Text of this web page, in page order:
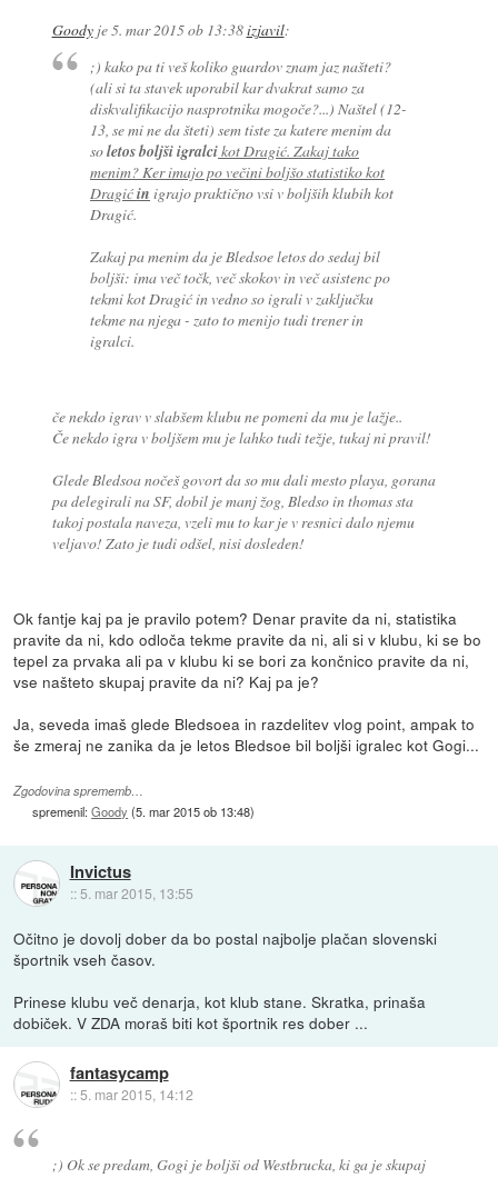
Goodyje5. mar 2015 ob 13:38izjavil:
;) kako pa ti veš koliko guardov znam jaz našteti?
(ali si ta stavek uporabil kar dvakrat samo za
diskvalifikacijo nasprotnika mogoče?...) Naštel (12-
13, se mi ne da šteti) sem tiste za katere menim da
soletos boljši igralcikot Dragić. Zakaj tako
menim? Ker imajo po večini boljšo statistiko kot
Dragićin igrajo praktično vsi v boljših klubih kot
Dragić.
Zakaj pa menim da je Bledsoe letos do sedaj bil
boljši: ima več točk, več skokov in več asistenc po
tekmi kot Dragić in vedno so igrali v zaključku
tekme na njega - zato to menijo tudi trener in
igralci.
če nekdo igrav v slabšem klubu ne pomeni da mu je lažje..
Če nekdo igra v boljšem mu je lahko tudi težje, tukaj ni pravil!
Glede Bledsoa nočeš govort da so mu dali mesto playa, gorana
pa delegirali na SF, dobil je manj žog, Bledso in thomas sta
takoj postala naveza, vzeli mu to kar je v resnici dalo njemu
veljavo! Zato je tudi odšel, nisi dosleden!
Ok fantje kaj pa je pravilo potem? Denar pravite da ni, statistika
pravite da ni, kdo odloča tekme pravite da ni, ali si v klubu, ki se bo
tepel za prvaka ali pa v klubu ki se bori za končnico pravite da ni,
vse našteto skupaj pravite da ni? Kaj pa je?
Ja, seveda imaš glede Bledsoea in razdelitev vlog point, ampak to
še zmeraj ne zanika da je letos Bledsoe bil boljši igralec kot Gogi...
Zgodovina sprememb…
spremenil:Goody (5. mar 2015 ob 13:48)
Invictus
:: 5. mar 2015, 13:55
Očitno je dovolj dober da bo postal najbolje plačan slovenski
športnik vseh časov.
Prinese klubu več denarja, kot klub stane. Skratka, prinaša
dobiček. V ZDA moraš biti kot športnik res dober ...
fantasycamp
::5. mar 2015, 14:12
;) Ok se predam, Gogi je boljši od Westbrucka, ki ga je skupaj